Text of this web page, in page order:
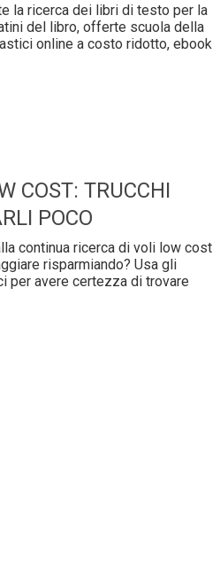
la ricerca dei libri di testo per la
del libro, offerte scuola della
online a costo ridotto, ebook
COST: TRUCCHI
POCO
continua ricerca di voli low cost
risparmiando? Usa gli
per avere certezza di trovare